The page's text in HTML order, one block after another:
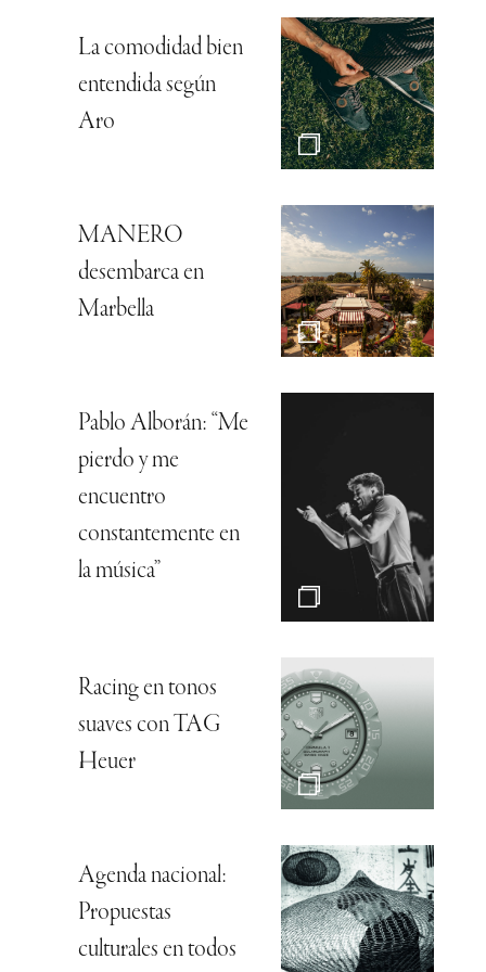
La comodidad bien
entendida según
Aro
MANERO
desembarca en
Marbella
Pablo Alborán: “Me
pierdo y me
encuentro
constantemente en
la música”
Racing en tonos
suaves con TAG
Heuer
Agenda nacional:
Propuestas
culturales en todos